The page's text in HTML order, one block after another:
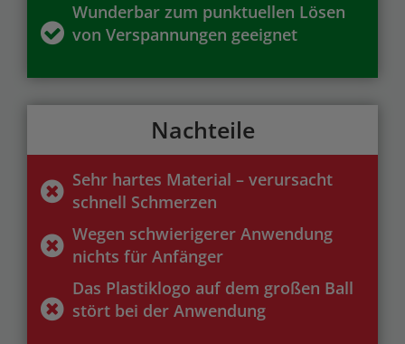
Wunderbar zum punktuellen Lösen
von Verspannungen geeignet
Nachteile
Sehr hartes Material – verursacht
schnell Schmerzen
Wegen schwierigerer Anwendung
nichts für Anfänger
Das Plastiklogo auf dem großen Ball
stört bei der Anwendung